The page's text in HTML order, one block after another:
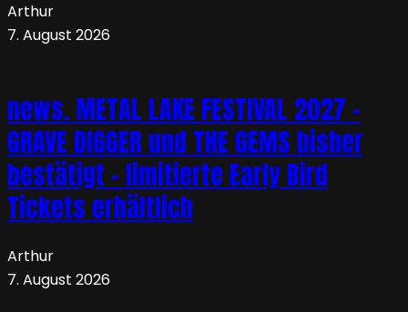
Arthur
7. August 2026
news. METAL LAKE FESTIVAL 2027 –
GRAVE DIGGER und THE GEMS bisher
bestätigt – limitierte Early Bird
Tickets erhältlich
Arthur
7. August 2026